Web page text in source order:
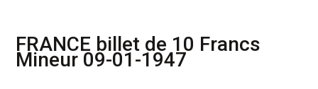
FRANCE billet de 10 Francs
Mineur 09-01-1947